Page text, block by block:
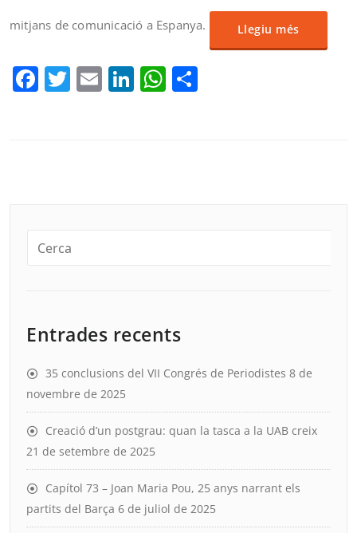
mitjans de comunicació a Espanya. Llegiu més
Facebook
Twitter
EmailLinkedIn
WhatsApp
Entrades recents
35 conclusions del VII Congrés de Periodistes 8 de
novembre de 2025
Creació d’un postgrau: quan la tasca a la UAB creix
21 de setembre de 2025
Capítol 73 – Joan Maria Pou, 25 anys narrant els
partits del Barça 6 de juliol de 2025